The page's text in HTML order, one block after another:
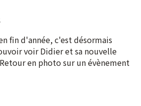
fin d'année, c'est désormais
voir Didier et sa nouvelle
en photo sur un évènement